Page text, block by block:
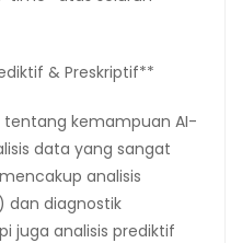
& Preskriptif**
tentang kemampuan AI-
data yang sangat
analisis
dan diagnostik
juga analisis prediktif